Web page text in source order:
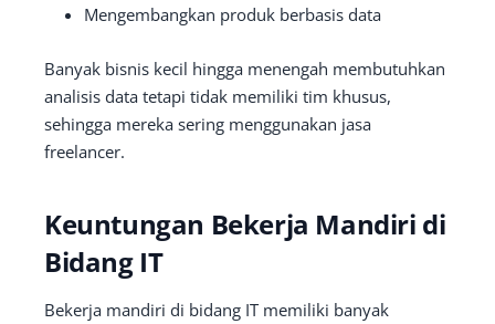
Mengembangkan produk berbasis data
Banyak bisnis kecil hingga menengah membutuhkan
analisis data tetapi tidak memiliki tim khusus,
sehingga mereka sering menggunakan jasa
freelancer.
Keuntungan Bekerja Mandiri di
Bidang IT
Bekerja mandiri di bidang IT memiliki banyak